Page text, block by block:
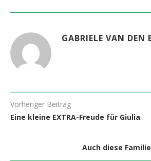
GABRIELE VAN DEN
Vorheriger Beitrag
Eine kleine EXTRA-Freude für Giulia
Auch diese